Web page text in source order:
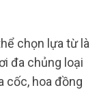
chọn lựa từ là
đa chủng loại
cốc, hoa đồng